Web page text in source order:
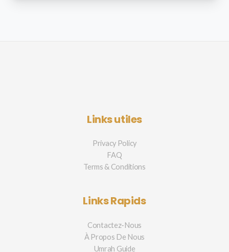
Links utiles
Privacy Policy
FAQ
Terms & Conditions
Links Rapids
Contactez-Nous
À Propos De Nous
Umrah Guide